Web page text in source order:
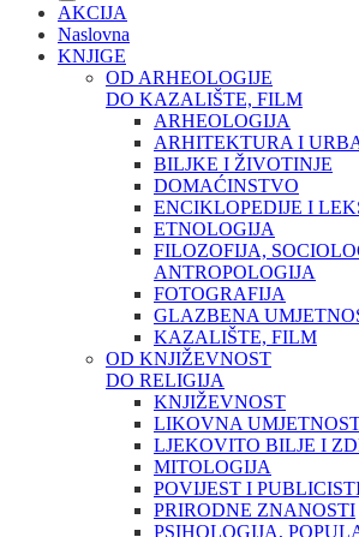
AKCIJA
Naslovna
KNJIGE
OD ARHEOLOGIJE
DO KAZALIŠTE, FILM
ARHEOLOGIJA
ARHITEKTURA I
BILJKE I ŽIVOTINJE
DOMAĆINSTVO
ENCIKLOPEDIJE I
ETNOLOGIJA
FILOZOFIJA,
ANTROPOLOGIJA
FOTOGRAFIJA
GLAZBENA
KAZALIŠTE, FILM
OD KNJIŽEVNOST
DO RELIGIJA
KNJIŽEVNOST
LIKOVNA
LJEKOVITO BILJE I
MITOLOGIJA
POVIJEST I
PRIRODNE ZNANOSTI
PSIHOLOGIJA,